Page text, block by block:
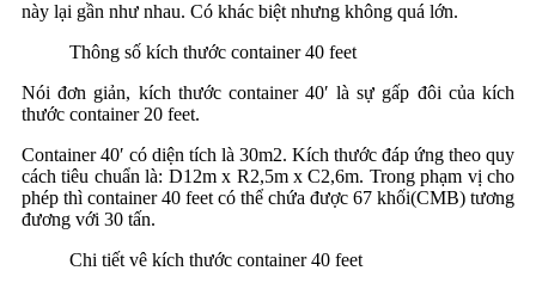
này lại gần như nhau. Có khác biệt nhưng không quá lớn.
Thông số kích thước container 40 feet
Nói đơn giản, kích thước container 40′ là sự gấp đôi của kích
thước container 20 feet.
Container 40′ có diện tích là 30m2. Kích thước đáp ứng theo quy
cách tiêu chuẩn là: D12m x R2,5m x C2,6m. Trong phạm vị cho
phép thì container 40 feet có thể chứa được 67 khối(CMB) tương
đương với 30 tấn.
Chi tiết vê kích thước container 40 feet